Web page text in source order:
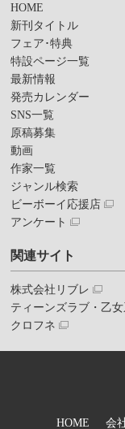
HOME
新刊タイトル
フェア･特典
特設ページ一覧
最新情報
発売カレンダー
SNS一覧
原稿募集
動画
作家一覧
ジャンル検索
ビーボーイ応援店
アンケート
関連サイト
株式会社リブレ
ティーンズラブ・乙女
クロフネ
HOME 会